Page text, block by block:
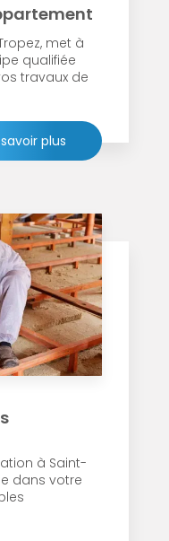
met à
qualifiée
travaux de
plus
à Saint-
dans votre